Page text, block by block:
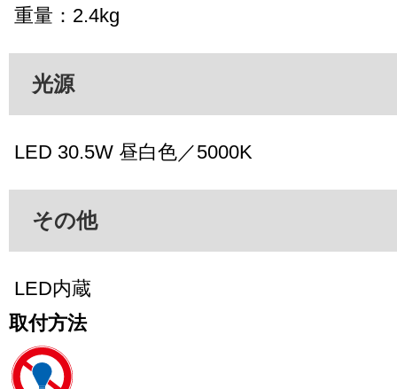
重量：2.4kg
光源
LED 30.5W 昼白色／5000K
その他
LED内蔵
取付方法